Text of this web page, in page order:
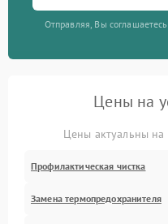
Отправляя, Вы
Цены на
Цены актуальны
Профилактическая чистка
Замена термопредохранителя